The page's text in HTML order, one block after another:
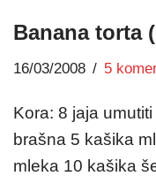
Banana torta
16/03/2008 5
Kora: 8 jaja
brašna 5 kašika
mleka 10 kašika